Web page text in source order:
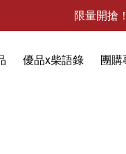
限量開搶
防
優品x柴語錄 團購